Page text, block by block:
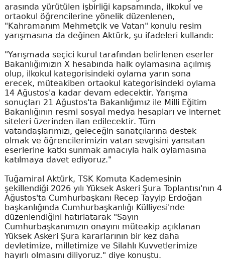
arasında yürütülen işbirliği kapsamında, ilkokul ve
ortaokul öğrencilerine yönelik düzenlenen,
"Kahramanım Mehmetçik ve Vatan" konulu resim
yarışmasına da değinen Aktürk, şu ifadeleri kullandı:
"Yarışmada seçici kurul tarafından belirlenen eserler
Bakanlığımızın X hesabında halk oylamasına açılmış
olup, ilkokul kategorisindeki oylama yarın sona
erecek, müteakiben ortaokul kategorisindeki oylama
14 Ağustos'a kadar devam edecektir. Yarışma
sonuçları 21 Ağustos'ta Bakanlığımız ile Milli Eğitim
Bakanlığının resmi sosyal medya hesapları ve internet
siteleri üzerinden ilan edilecektir. Tüm
vatandaşlarımızı, geleceğin sanatçılarına destek
olmak ve öğrencilerimizin vatan sevgisini yansıtan
eserlerine katkı sunmak amacıyla halk oylamasına
katılmaya davet ediyoruz."
Tuğamiral Aktürk, TSK Komuta Kademesinin
şekillendiği 2026 yılı Yüksek Askeri Şura Toplantısı'nın 4
Ağustos'ta Cumhurbaşkanı Recep Tayyip Erdoğan
başkanlığında Cumhurbaşkanlığı Külliyesi'nde
düzenlendiğini hatırlatarak "Sayın
Cumhurbaşkanımızın onayını müteakip açıklanan
Yüksek Askeri Şura kararlarının bir kez daha
devletimize, milletimize ve Silahlı Kuvvetlerimize
hayırlı olmasını diliyoruz." diye konuştu.